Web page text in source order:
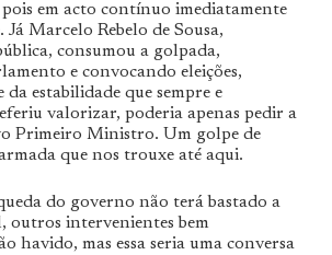
em acto contínuo imediatamente
Já Marcelo Rebelo de Sousa,
consumou a golpada,
e convocando eleições,
estabilidade que sempre e
valorizar, poderia apenas pedir a
Primeiro Ministro. Um golpe de
que nos trouxe até aqui.
do governo não terá bastado a
outros intervenientes bem
havido, mas essa seria uma conversa